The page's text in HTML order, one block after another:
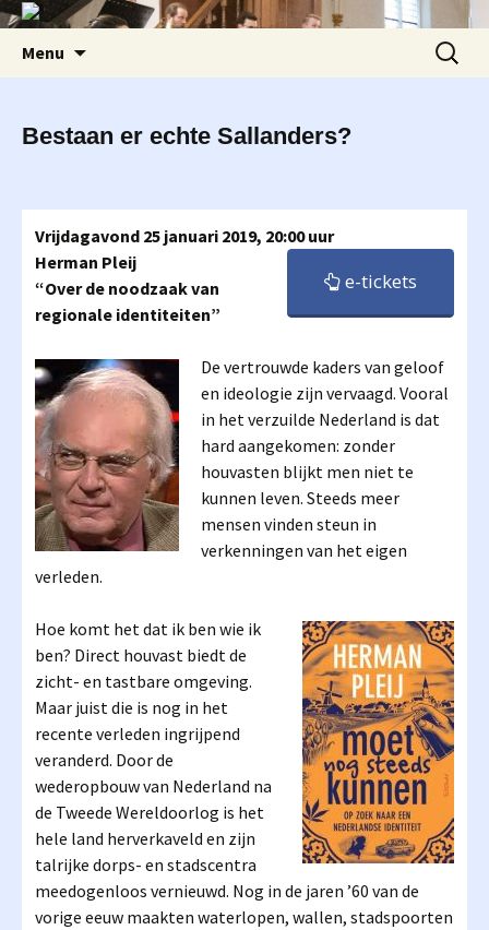
Menu
Zoeken
naar:
Bestaan er echte Sallanders?
Vrijdagavond 25 januari 2019, 20:00 uur
e-tickets
Herman Pleij
“Over de noodzaak van
regionale identiteiten”
De vertrouwde kaders van geloof
en ideologie zijn vervaagd. Vooral
in het verzuilde Nederland is dat
hard aangekomen: zonder
houvasten blijkt men niet te
kunnen leven. Steeds meer
mensen vinden steun in
verkenningen van het eigen
verleden.
Hoe komt het dat ik ben wie ik
ben? Direct houvast biedt de
zicht- en tastbare omgeving.
Maar juist die is nog in het
recente verleden ingrijpend
veranderd. Door de
wederopbouw van Nederland na
de Tweede Wereldoorlog is het
hele land herverkaveld en zijn
talrijke dorps- en stadscentra
meedogenloos vernieuwd. Nog in de jaren ’60 van de
vorige eeuw maakten waterlopen, wallen, stadspoorten